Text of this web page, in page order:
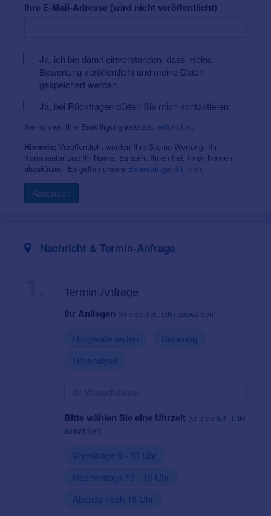
Ihre E-Mail-Adresse (wird nicht veröffentlicht)
Ja, ich bin damit einverstanden, dass meine
Bewertung veröffentlicht und meine Daten
gespeichert werden.
Ja, bei Rückfragen dürfen Sie mich kontaktieren.
Sie können Ihre Einwilligung jederzeit widerrufen.
Hinweis: Veröffentlicht werden Ihre Sterne-Wertung, Ihr
Kommentar und Ihr Name. Es steht Ihnen frei, Ihren Namen
abzukürzen. Es gelten unsere Bewertungsrichtlinien.
Absenden
Nachricht & Termin-Anfrage
Termin-Anfrage
Ihr Anliegen (erforderlich, bitte auswählen)
Hörgeräte testen
Beratung
Höranalyse
Bitte wählen Sie eine Uhrzeit (erforderlich, bitte
auswählen)
Vormittags 9 - 13 Uhr
Nachmittags 13 - 16 Uhr
Abends nach 16 Uhr